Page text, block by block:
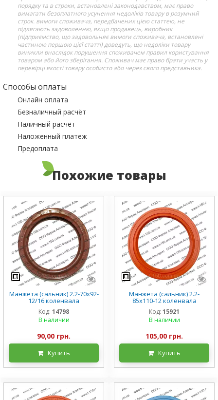
порядку та в строки, встановлені законодавством, має право
вимагати безоплатного усунення недоліків товару в розумний
строк. вимоги споживача, передбачених цією статтею, не
підлягають задоволенню, якщо продавець, виробник
(підприємство, що задовольняє вимоги споживача, встановлені
частиною першою цієї статті) доведуть, що недоліки товару
виникли внаслідок порушення споживачем правил користування
товаром або його зберігання. Споживач має право брати участь у
перевірці якості товару особисто або через свого представника.
Способы оплаты
Онлайн оплата
Безналичный расчёт
Наличный расчёт
Наложенный платеж
Предоплата
Похожие товары
Манжета (сальник) 2.2-70х92-
12/16 коленвала
силикон
Код: 14798
В наличии
90,00 грн.
Купить
Манжета (сальник) 2.2-
85х110-12 коленвала
Код: 15921
В наличии
105,00 грн.
Купить